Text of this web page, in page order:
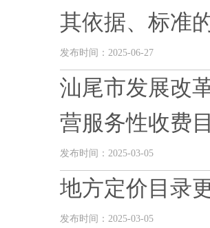
其依据、标准
发布时间：2025-06-27
汕尾市发展改
营服务性收费
发布时间：2025-03-05
地方定价目录
发布时间：2025-03-05